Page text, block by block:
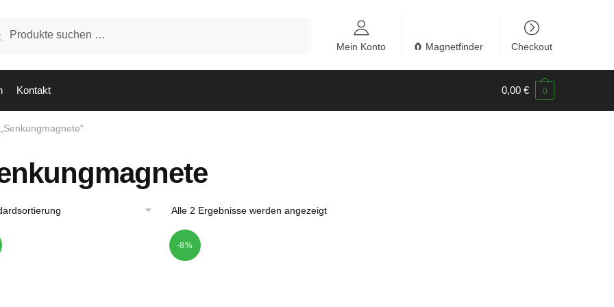
Mein Konto 🧲 Magnetfinder Checkout
Kontakt 0,00 € 0
Alle 2 Ergebnisse werden angezeigt
-8%